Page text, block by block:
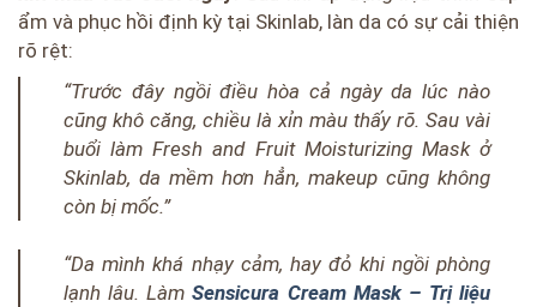
ẩm và phục hồi định kỳ tại Skinlab, làn da có sự cải thiện
rõ rệt:
“Trước đây ngồi điều hòa cả ngày da lúc nào
cũng khô căng, chiều là xỉn màu thấy rõ. Sau vài
buổi làm Fresh and Fruit Moisturizing Mask ở
Skinlab, da mềm hơn hẳn, makeup cũng không
còn bị mốc.”
“Da mình khá nhạy cảm, hay đỏ khi ngồi phòng
lạnh lâu. LàmSensicura Cream Mask – Trị liệu